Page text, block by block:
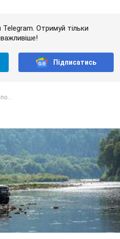
Отримуй тільки
Підписатись